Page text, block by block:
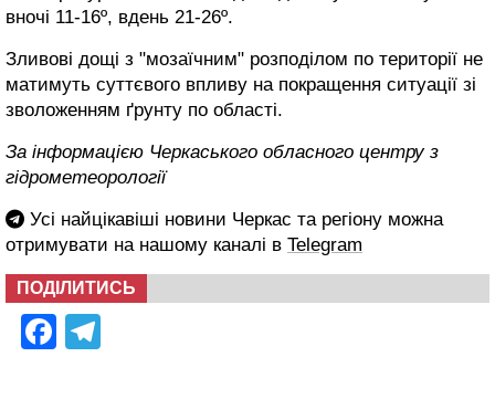
вночі 11-16º, вдень 21-26º.
Зливові дощі з "мозаїчним" розподілом по території не
матимуть суттєвого впливу на покращення ситуації зі
зволоженням ґрунту по області.
За інформацією Черкаського обласного центру з
гідрометеорології
Усі найцікавіші новини Черкас та регіону можна
отримувати на нашому каналі в Telegram
ПОДІЛИТИСЬ
Facebook